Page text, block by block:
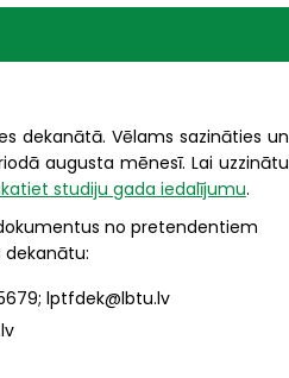
dekanātā. Vēlams sazināties un
augusta mēnesī. Lai uzzinātu
studiju gada iedalījumu.
no pretendentiem
lptfdek@lbtu.lv